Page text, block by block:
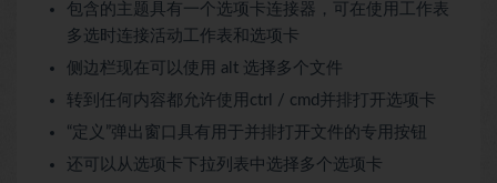
包含的主题具有一个选项卡连接器，可在使用工作表
多选时连接活动工作表和选项卡
侧边栏现在可以使用 alt 选择多个文件
转到任何内容都允许使用ctrl / cmd并排打开选项卡
“定义”弹出窗口具有用于并排打开文件的专用按钮
还可以从选项卡下拉列表中选择多个选项卡